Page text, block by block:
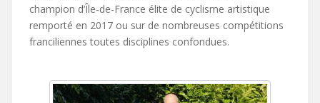
champion d’Île-de-France élite de cyclisme artistique
remporté en 2017 ou sur de nombreuses compétitions
franciliennes toutes disciplines confondues.